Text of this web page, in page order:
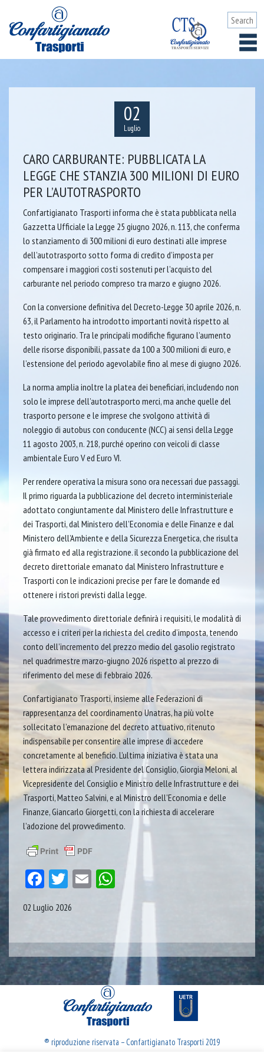
02
Luglio
CARO CARBURANTE: PUBBLICATA LA
LEGGE CHE STANZIA 300 MILIONI DI EURO
PER L’AUTOTRASPORTO
Confartigianato Trasporti informa che è stata pubblicata nella
Gazzetta Ufficiale la Legge 25 giugno 2026, n. 113, che conferma
lo stanziamento di 300 milioni di euro destinati alle imprese
dell’autotrasporto sotto forma di credito d’imposta per
compensare i maggiori costi sostenuti per l’acquisto del
carburante nel periodo compreso tra marzo e giugno 2026.
Con la conversione definitiva del Decreto-Legge 30 aprile 2026, n.
63, il Parlamento ha introdotto importanti novità rispetto al
testo originario. Tra le principali modifiche figurano l’aumento
delle risorse disponibili, passate da 100 a 300 milioni di euro, e
l’estensione del periodo agevolabile fino al mese di giugno 2026.
La norma amplia inoltre la platea dei beneficiari, includendo non
solo le imprese dell’autotrasporto merci, ma anche quelle del
trasporto persone e le imprese che svolgono attività di
noleggio di autobus con conducente (NCC) ai sensi della Legge
11 agosto 2003, n. 218, purché operino con veicoli di classe
ambientale Euro V ed Euro VI.
Per rendere operativa la misura sono ora necessari due passaggi.
Il primo riguarda la pubblicazione del decreto interministeriale
adottato congiuntamente dal Ministero delle Infrastrutture e
dei Trasporti, dal Ministero dell’Economia e delle Finanze e dal
Ministero dell’Ambiente e della Sicurezza Energetica, che risulta
già firmato ed alla registrazione. il secondo la pubblicazione del
decreto direttoriale emanato dal Ministero Infrastrutture e
Trasporti con le indicazioni precise per fare le domande ed
ottenere i ristori previsti dalla legge.
Tale provvedimento direttoriale definirà i requisiti, le modalità di
accesso e i criteri per la richiesta del credito d’imposta, tenendo
conto dell’incremento del prezzo medio del gasolio registrato
nel quadrimestre marzo-giugno 2026 rispetto al prezzo di
riferimento del mese di febbraio 2026.
Confartigianato Trasporti, insieme alle Federazioni di
rappresentanza del coordinamento Unatras, ha più volte
sollecitato l’emanazione del decreto attuativo, ritenuto
indispensabile per consentire alle imprese di accedere
concretamente al beneficio. L’ultima iniziativa è stata una
lettera indirizzata al Presidente del Consiglio, Giorgia Meloni, al
Vicepresidente del Consiglio e Ministro delle Infrastrutture e dei
Trasporti, Matteo Salvini, e al Ministro dell’Economia e delle
Finanze, Giancarlo Giorgetti, con la richiesta di accelerare
l’adozione del provvedimento.
Facebook
Twitter
EmailWhatsApp
02 Luglio 2026
® riproduzione riservata – Confartigianato Trasporti 2019